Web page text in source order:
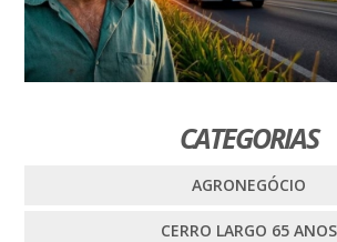
CATEGORIAS
AGRONEGÓCIO
CERRO LARGO 65 ANOS